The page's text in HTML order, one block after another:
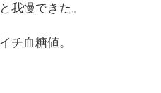
我慢できた。
チ血糖値。